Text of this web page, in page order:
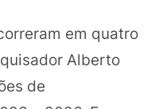
em quatro
Alberto
de